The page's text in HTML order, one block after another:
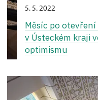
5. 5. 2022
Měsíc po
v Ústeckém kraji
optimismu